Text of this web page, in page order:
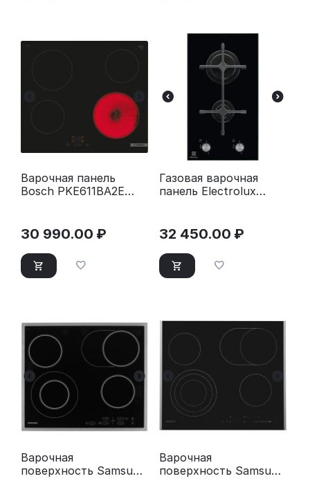
Варочная панель
Bosch PKE611BA2E
30 990.00 ₽
Газовая варочная
панель Electrolux
32 450.00 ₽
Варочная
поверхность Samsung
Варочная
поверхность Samsung